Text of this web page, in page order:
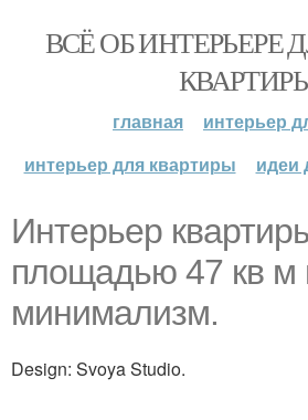
ВСЁ ОБ ИНТЕРЬЕРЕ
главная
интерьер
интерьер для квартиры
идеи
Интерьер
площадью 47 кв м
минимализм.
Design: Svoya Studio.